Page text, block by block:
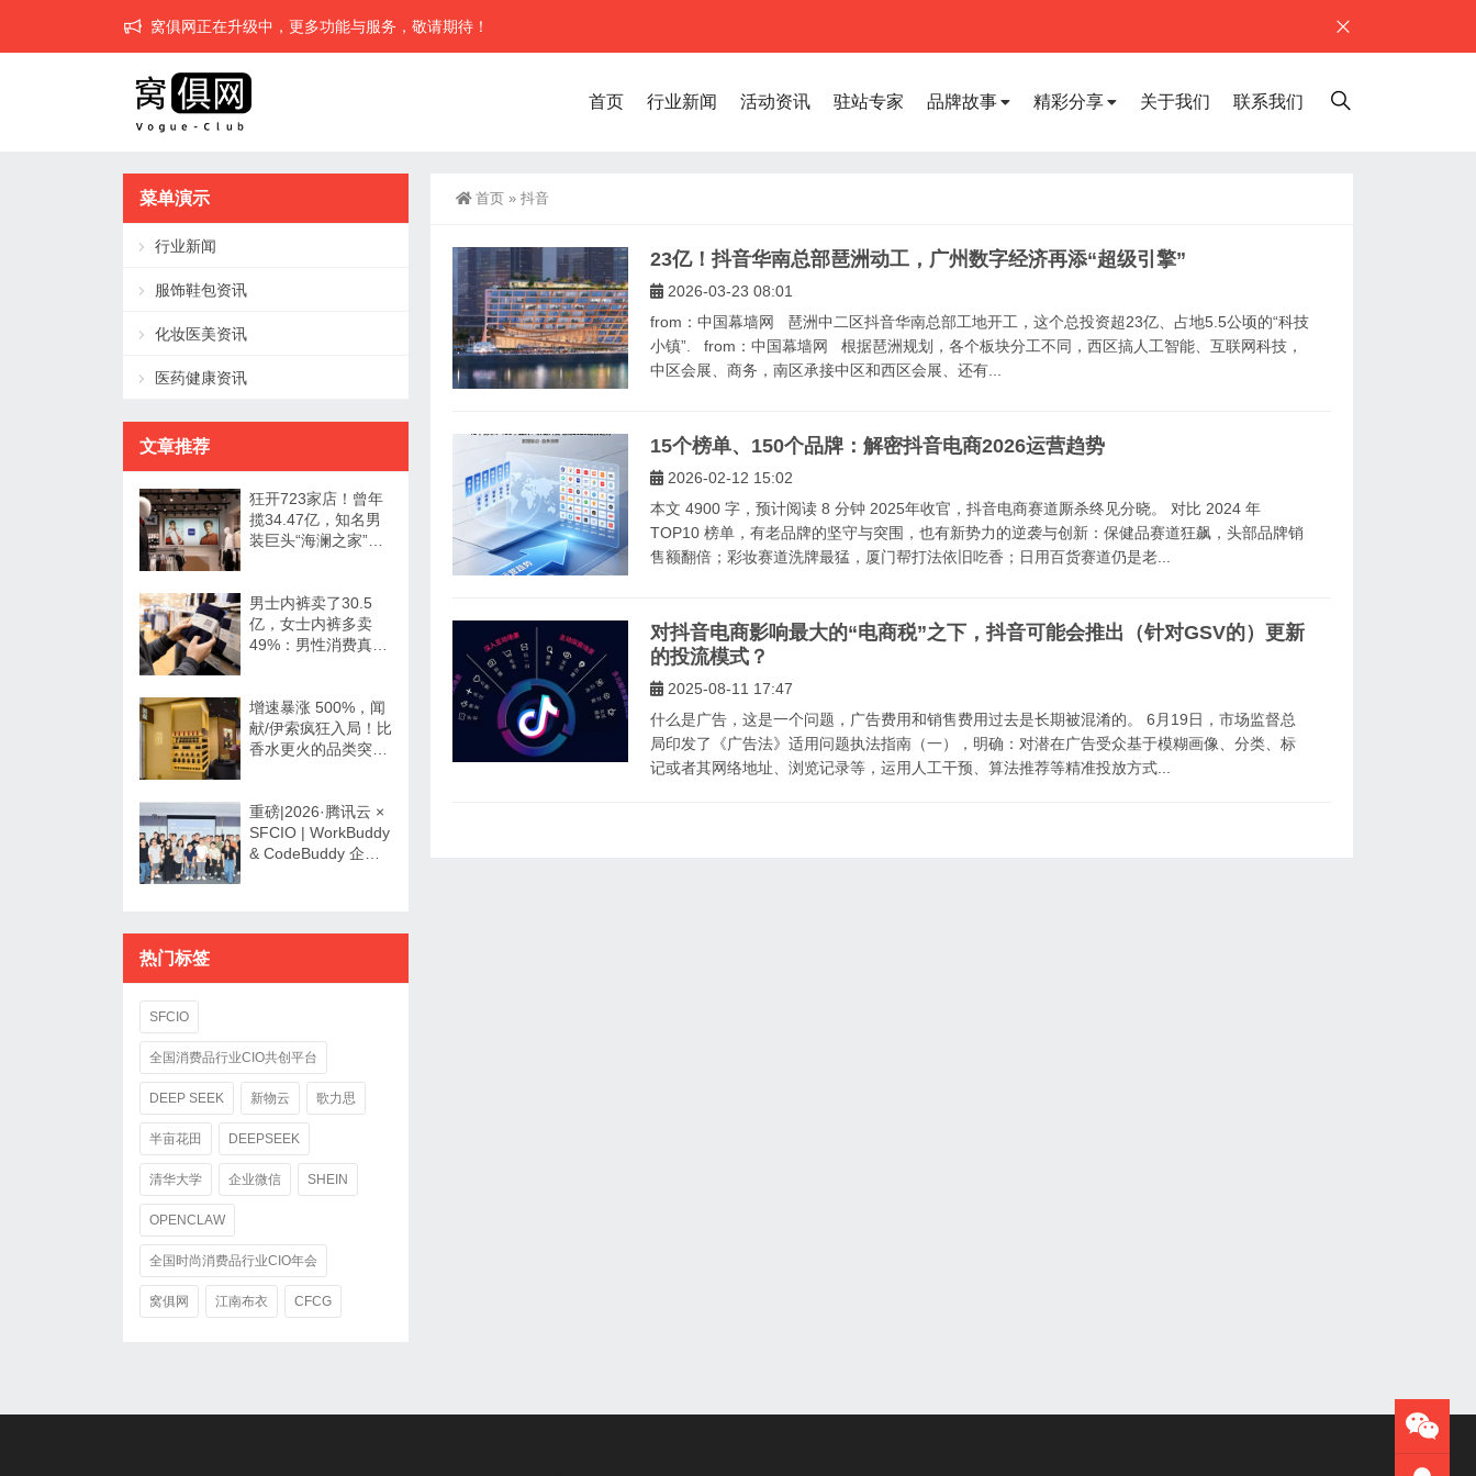
窝俱网正在升级中，更多功能与服务，敬请期待！
首页 行业新闻 活动资讯 驻站专家 品牌故事 精彩分享 关于我们 联系我们
首页 » 抖音
23亿！抖音华南总部琶洲动工，广州数字经济再添“超级引擎”
2026-03-23 08:01
from：中国幕墙网 琶洲中二区抖音华南总部工地开工，这个总投资超23亿、占地5.5公顷的“科技
小镇”. from：中国幕墙网 根据琶洲规划，各个板块分工不同，西区搞人工智能、互联网科技，
中区会展、商务，南区承接中区和西区会展、还有...
15个榜单、150个品牌：解密抖音电商2026运营趋势
2026-02-12 15:02
本文 4900 字，预计阅读 8 分钟 2025年收官，抖音电商赛道厮杀终见分晓。 对比 2024 年
TOP10 榜单，有老品牌的坚守与突围，也有新势力的逆袭与创新：保健品赛道狂飙，头部品牌销
售额翻倍；彩妆赛道洗牌最猛，厦门帮打法依旧吃香；日用百货赛道仍是老...
对抖音电商影响最大的“电商税”之下，抖音可能会推出（针对GSV的）更新
的投流模式？
2025-08-11 17:47
什么是广告，这是一个问题，广告费用和销售费用过去是长期被混淆的。 6月19日，市场监督总
局印发了《广告法》适用问题执法指南（一），明确：对潜在广告受众基于模糊画像、分类、标
记或者其网络地址、浏览记录等，运用人工干预、算法推荐等精准投放方式...
菜单演示
行业新闻
服饰鞋包资讯
化妆医美资讯
医药健康资讯
文章推荐
狂开723家店！曾年
揽34.47亿，知名男
装巨头“海澜之家”帮
男士内裤卖了30.5
亿，女士内裤多卖
49%：男性消费真的
增速暴涨 500%，闻
献/伊索疯狂入局！比
香水更火的品类突然
重磅|2026·腾讯云 ×
SFCIO | WorkBuddy
& CodeBuddy 企业
热门标签
SFCIO
全国消费品行业CIO共创平台
DEEP SEEK 新物云 歌力思
半亩花田 DEEPSEEK
清华大学 企业微信 SHEIN
OPENCLAW
全国时尚消费品行业CIO年会
窝俱网 江南布衣 CFCG